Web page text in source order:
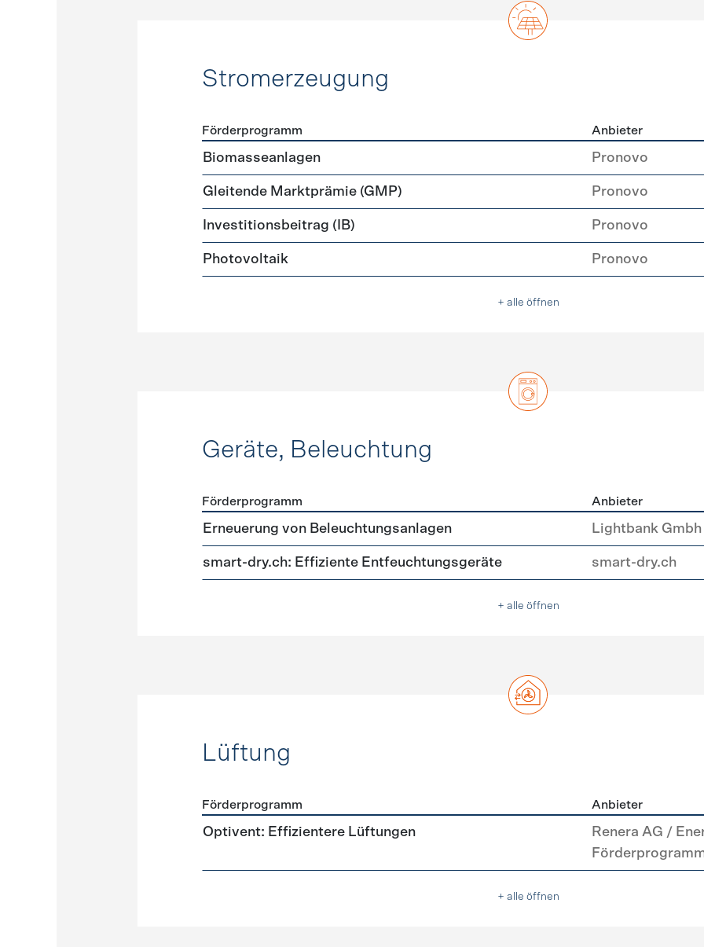
Stromerzeugung
Förderprogramme
Förderprogramm Anbieter
Biomasseanlagen Pronovo
Gleitende Marktprämie (GMP) Pronovo
Investitionsbeitrag (IB) Pronovo
Photovoltaik Pronovo
+ alle öffnen
Geräte, Beleuchtung
Förderprogramme Geräte, Beleuchtung
Förderprogramm Anbieter
Erneuerung von Beleuchtungsanlagen Lightbank Gmbh
smart-dry.ch: Effiziente Entfeuchtungsgeräte smart-dry.ch
+ alle öffnen
Lüftung
Förderprogramme Lüftung
Förderprogramm Anbieter
Optivent: Effizientere Lüftungen
Renera AG /
+ alle öffnen